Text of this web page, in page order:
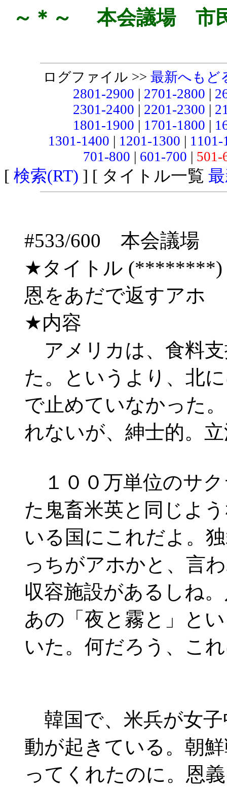
～＊～ 本会議場 市
ログファイル >> 最新へもど
2801-2900 | 2701-2800 |
2301-2400 | 2201-2300 |
1801-1900 | 1701-1800 |
1301-1400 | 1201-1300 |
701-800 | 601-700 |
[ 検索(RT) ] [ タイトル一覧
#533/600 本会議場
★タイトル (********)
恩をあだで返すアホ
★内容
アメリカは、食料
た。というより、北
で止めていなかった
れないが、紳士的。
１００万単位のサ
た鬼畜米英と同じよ
いる国にこれだよ。
っちがアホかと、言
収容施設があるしね
あの「夜と霧と」と
いた。何だろう、こ
韓国で、米兵が女子
動が起きている。朝
ってくれたのに。恩